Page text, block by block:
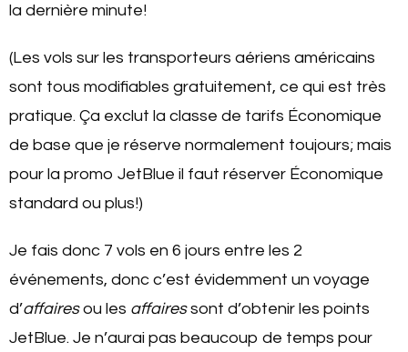
la dernière minute!
(Les vols sur les transporteurs aériens américains
sont tous modifiables gratuitement, ce qui est très
pratique. Ça exclut la classe de tarifs Économique
de base que je réserve normalement toujours; mais
pour la promo JetBlue il faut réserver Économique
standard ou plus!)
Je fais donc 7 vols en 6 jours entre les 2
événements, donc c’est évidemment un voyage
d’affairesou les affairessont d’obtenir les points
JetBlue. Je n’aurai pas beaucoup de temps pour